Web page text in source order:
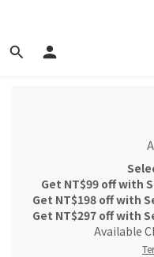
Get NT$99 off with
Get NT$198 off with
Get NT$297 off with
Available